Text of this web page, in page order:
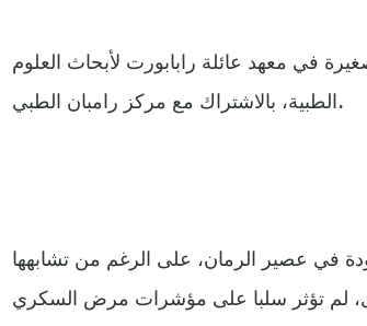
في معهد عائلة رابابورت لأبحاث العلوم
الطبية، بالاشتراك مع مركز رامبان الطبي.
في عصير الرمان، على الرغم من تشابهها